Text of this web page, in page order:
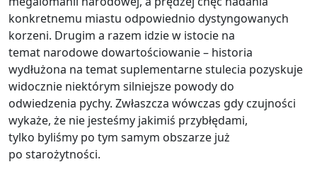
konkretnemu miastu odpowiednio dystyngowanych
korzeni. Drugim a razem idzie w istocie na
temat narodowe dowartościowanie – historia
wydłużona na temat suplementarne stulecia pozyskuje
widocznie niektórym silniejsze powody do
odwiedzenia pychy. Zwłaszcza wówczas gdy czujności
wykaże, że nie jesteśmy jakimiś przybłędami,
tylko byliśmy po tym samym obszarze już
po starożytności.